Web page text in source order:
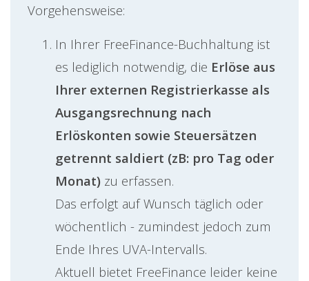
Vorgehensweise:
In Ihrer FreeFinance-Buchhaltung ist
es lediglich notwendig, die Erlöse aus
Ihrer externen Registrierkasse als
Ausgangsrechnung nach
Erlöskonten sowie Steuersätzen
getrennt saldiert (zB: pro Tag oder
Monat) zu erfassen.
Das erfolgt auf Wunsch täglich oder
wöchentlich - zumindest jedoch zum
Ende Ihres UVA-Intervalls.
Aktuell bietet FreeFinance leider keine